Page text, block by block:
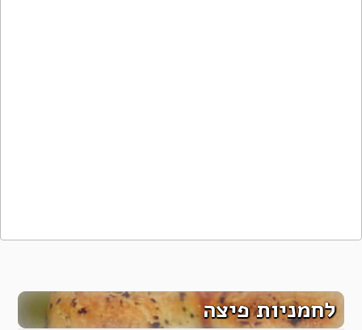
לחמניות פיצה